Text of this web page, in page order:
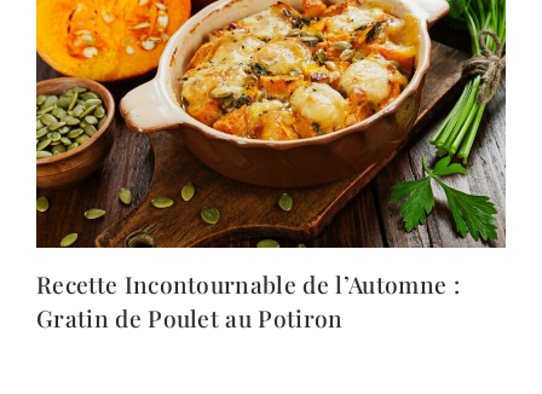
Recette Incontournable de l’Automne :
Gratin de Poulet au Potiron